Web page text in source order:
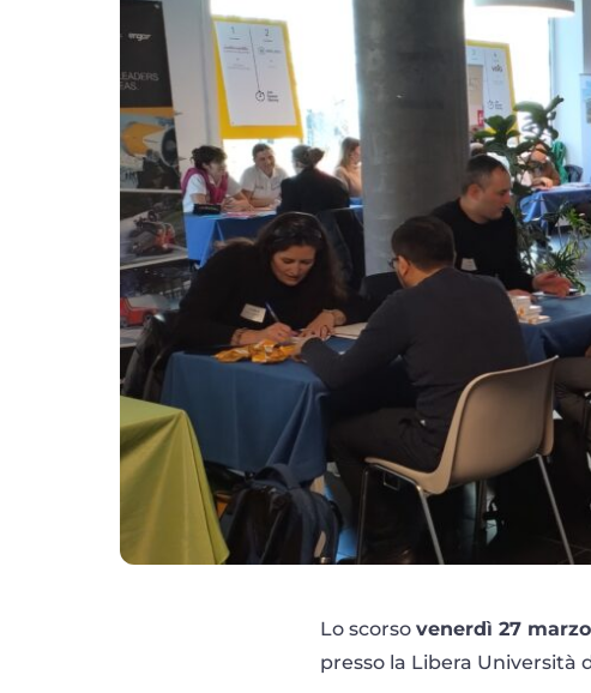
Lo scorso venerdì 27 marzo
presso la Libera Università